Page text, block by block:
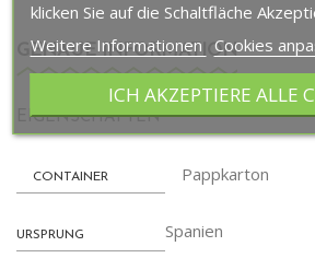
GENAUE INFORMATION
EIGENSCHAFTEN
CONTAINER Pappkarton
URSPRUNG Spanien
klicken Sie auf die Schaltfläche
Weitere Informationen Cookies
ICH AKZEPTIERE ALLE